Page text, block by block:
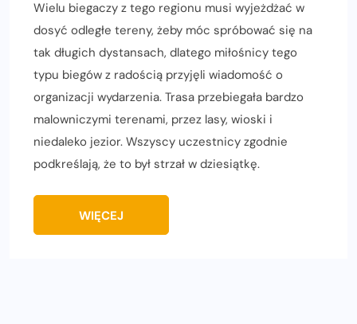
Wielu biegaczy z tego regionu musi wyjeżdżać w
dosyć odległe tereny, żeby móc spróbować się na
tak długich dystansach, dlatego miłośnicy tego
typu biegów z radością przyjęli wiadomość o
organizacji wydarzenia. Trasa przebiegała bardzo
malowniczymi terenami, przez lasy, wioski i
niedaleko jezior. Wszyscy uczestnicy zgodnie
podkreślają, że to był strzał w dziesiątkę.
WIĘCEJ